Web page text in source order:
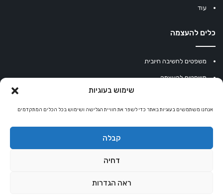
שימוש בעוגיות
אנחנו משתמשים בעוגיות באתר כדי לשפר את חוויית הגלישה ושימוש בכל הכלים המתקדמים
קבלה
דחיה
ראה הגדרות
עוד
כלים להעצמה
משפטים לחשיבה חיובית
משפטים להעצמה
מחשבון נומרולוגיה
קריסטלים למזלות
© כל הזכויות שמורות 2026 |